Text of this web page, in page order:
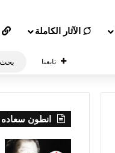
الآثار الكاملة
تابعنا
انطون سعاده